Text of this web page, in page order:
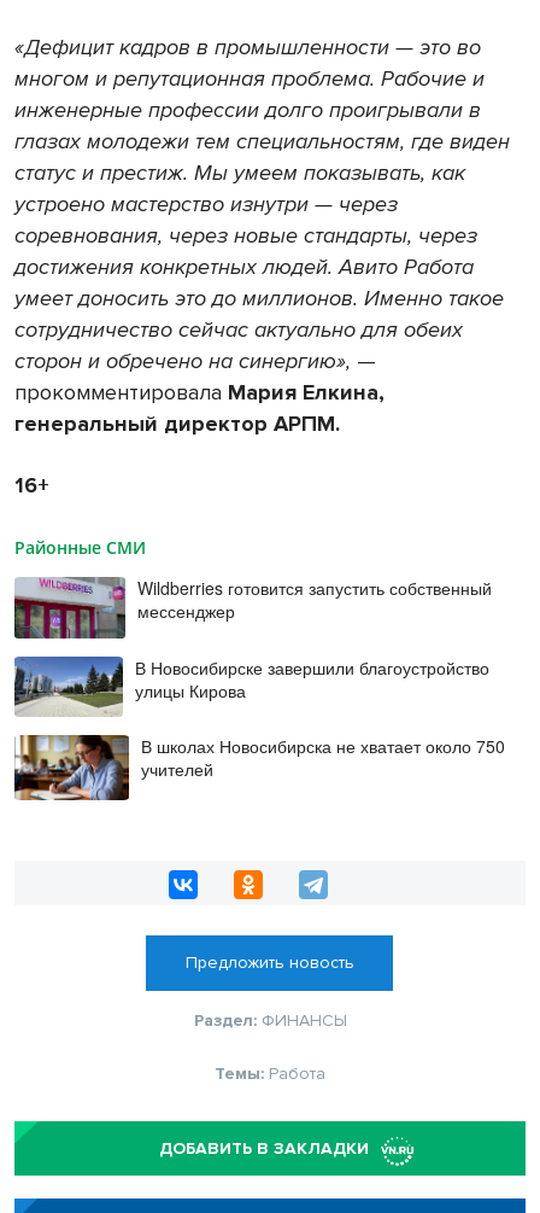
«Дефицит кадров в промышленности — это во
многом и репутационная проблема. Рабочие и
инженерные профессии долго проигрывали в
глазах молодежи тем специальностям, где виден
статус и престиж. Мы умеем показывать, как
устроено мастерство изнутри — через
соревнования, через новые стандарты, через
достижения конкретных людей. Авито Работа
умеет доносить это до миллионов. Именно такое
сотрудничество сейчас актуально для обеих
сторон и обречено на синергию», —
прокомментировала Мария Елкина,
генеральный директор АРПМ.
16+
Районные СМИ
Wildberries готовится запустить собственный
мессенджер
В Новосибирске завершили благоустройство
улицы Кирова
В школах Новосибирска не хватает около 750
учителей
Предложить новость
Раздел: ФИНАНСЫ
Темы: Работа
ДОБАВИТЬ В ЗАКЛАДКИ